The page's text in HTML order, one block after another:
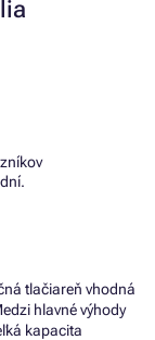
tlačiareň vhodná
hlavné výhody
kapacita